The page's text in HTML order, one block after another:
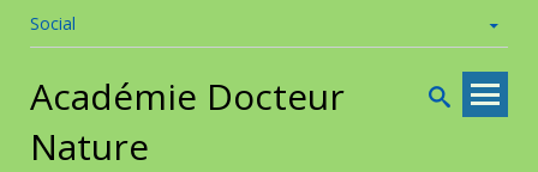
Social
Académie Docteur
Nature
Skip to
content